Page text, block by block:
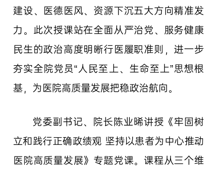
建设、医德医风、资源下沉五大方向精准发
力。此次授课站在全面从严治党、服务健康
民生的政治高度明晰行医履职准则，进一步
夯实全院党员“人民至上、生命至上”思想根
基，为医院高质量发展把稳政治航向。
党委副书记、院长陈业晞讲授《牢固树
立和践行正确政绩观 坚持以患者为中心推动
医院高质量发展》专题党课。课程从三个维